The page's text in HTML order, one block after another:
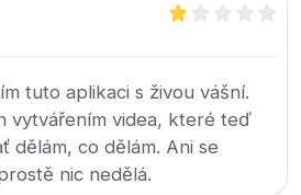
tuto aplikaci s živou vášní.
vytvářením videa, které teď
dělám, co dělám. Ani se
nic nedělá.